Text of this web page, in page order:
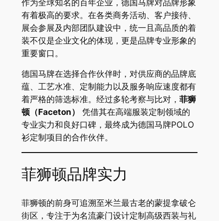
作为全球知名的百年企业，德国马牌对品牌形象
有着极高的要求。在各类商务活动、客户接待、
展会参展及内部团队建设中，统一且高品质的着
装不仅是企业文化的体现，更是品牌专业形象的
重要窗口。
德国马牌在选择合作伙伴时，对供应商的品牌底
蕴、工艺水准、定制能力以及服务响应速度都有
着严格的筛选标准。经过多轮考察与比对， 菲狮
顿（Faceton）
凭借其在高端服装定制领域的
专业实力和良好口碑，最终成为德国马牌POLO
衫定制项目的合作伙伴。
菲狮顿品牌实力
菲狮顿的前身可追溯至米兰最古老的蒙提拿破仑
街区，专注于为名流豪门设计定制高级西装与礼